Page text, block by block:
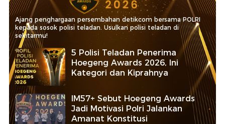
Ajang penghargaan persembahan detikcom bersama POLRI
kepada sosok polisi teladan. Usulkan polisi teladan di
sekitarmu!
5 Polisi Teladan Penerima
Hoegeng Awards 2026, Ini
Kategori dan Kiprahnya
IM57+ Sebut Hoegeng Awards
Jadi Motivasi Polri Jalankan
Amanat Konstitusi